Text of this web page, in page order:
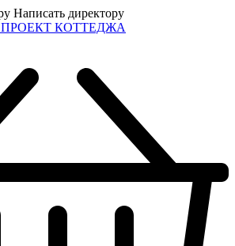
Написать директору
ПРОЕКТ КОТТЕДЖА